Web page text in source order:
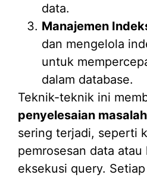
data.
Manajemen
dan mengelola
untuk
dalam database.
Teknik-teknik ini
penyelesaian
sering terjadi, seperti
pemrosesan data atau
eksekusi query.